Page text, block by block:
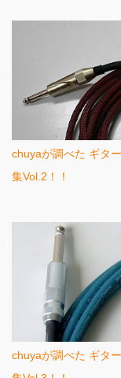
chuyaが調べた ギタ
集Vol.2！！
chuyaが調べた ギタ